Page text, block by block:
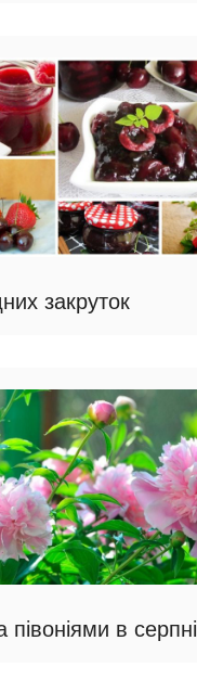
закруток
півоніями в серпні